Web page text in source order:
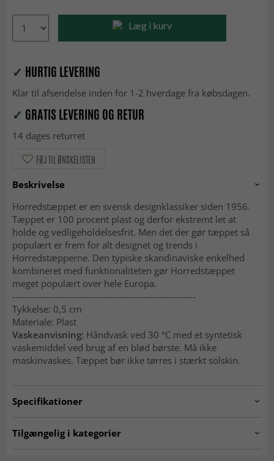
Læg i kurv
✓ HURTIG LEVERING
Klar til afsendelse inden for 1-2 hverdage fra købsdagen.
✓ GRATIS LEVERING OG RETUR
14 dages returret
FØJ TIL ØNSKELISTEN
Beskrivelse
Horredstæppet er en svensk designklassiker siden 1956.
Tæppet er 100 procent plast og derfor ekstremt let at
holde og vedligeholdelsesfrit. Men det der gør tæppet så
populært er frem for alt designet og trends i
Horredstæpperne. Den typiske skandinaviske enkelhed
kombineret med funktionaliteten gør Horredstæppet
meget populært over hele Europa.
------------------------------------------------------------
Tykkelse: 0,5 cm
Materiale: Plast
Vaskeanvisning: Håndvask ved 30 °C med et syntetisk
vaskemiddel ved brug af en blød børste. Må ikke
maskinvaskes. Tæppet bør ikke tørres i stærkt solskin.
Specifikationer
Tilgængelig i kategorier